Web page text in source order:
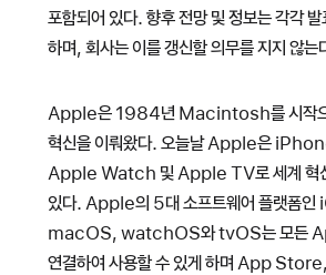
포함되어 있다. 향후 전망 및 정보는 각각
하며, 회사는 이를 갱신할 의무를 지지 않는
Apple은 1984년 Macintosh를 시작으
혁신을 이뤄왔다. 오늘날 Apple은
Apple Watch 및 Apple TV로 세계 혁
있다. Apple의 5대 소프트웨어 플랫폼
macOS, watchOS와 tvOS는 모든
연결하여 사용할 수 있게 하며 App